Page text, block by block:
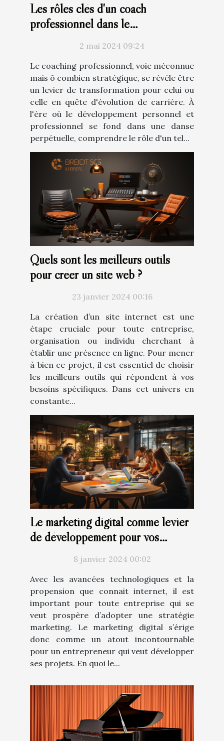
Les rôles clés d'un coach
professionnel dans le
2 mai 2024 09:24
Le coaching professionnel, voie méconnue
mais ô combien stratégique, se révèle être
un levier de transformation pour celui ou
celle en quête d'évolution de carrière. À
l'ère où le développement personnel et
professionnel se fond dans une danse
perpétuelle, comprendre le rôle d'un tel...
Quels sont les meilleurs outils
pour créer un site web ?
23 janvier 2024 00:16
La création d’un site internet est une
étape cruciale pour toute entreprise,
organisation ou individu cherchant à
établir une présence en ligne. Pour mener
à bien ce projet, il est essentiel de choisir
les meilleurs outils qui répondent à vos
besoins spécifiques. Dans cet univers en
constante...
Le marketing digital comme levier
de développement pour vos
8 janvier 2024 00:02
Avec les avancées technologiques et la
propension que connait internet, il est
important pour toute entreprise qui se
veut prospère d’adopter une stratégie
marketing. Le marketing digital s’érige
donc comme un atout incontournable
pour un entrepreneur qui veut développer
ses projets. En quoi le...